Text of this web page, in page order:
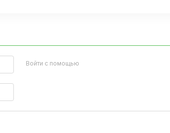
Войти с помощью